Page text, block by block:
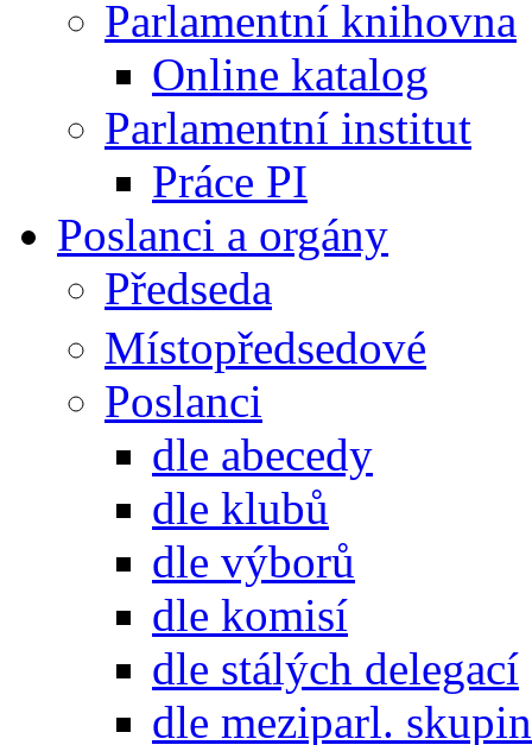
Parlamentní knihovna
Online katalog
Parlamentní institut
Práce PI
Poslanci a orgány
Předseda
Místopředsedové
Poslanci
dle abecedy
dle klubů
dle výborů
dle komisí
dle stálých delegací
dle meziparl. skupin